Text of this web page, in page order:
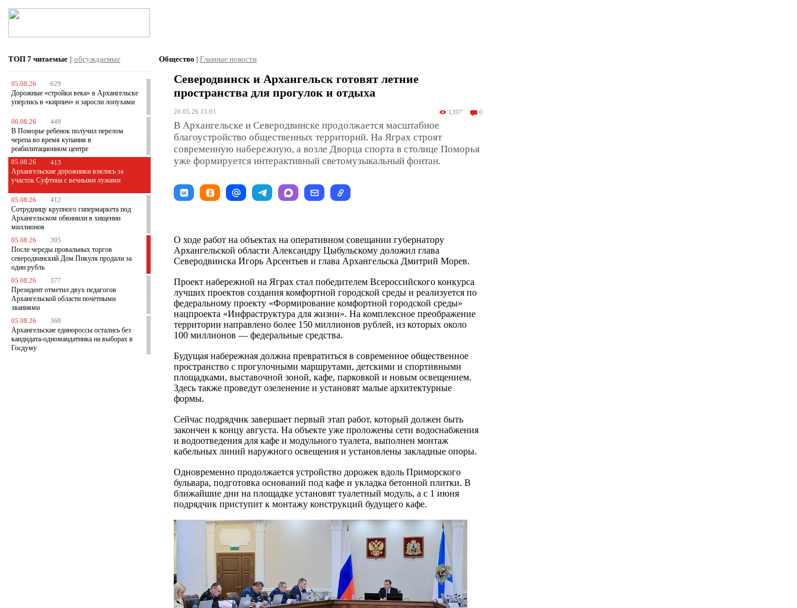
ТОП 7 читаемые | обсуждаемые
05.08.26 629
Дорожные «стройки века» в Архангельске
уперлись в «кирпич» и заросли лопухами
06.08.26 449
В Поморье ребенок получил перелом
черепа во время купания в
реабилитационном центре
05.08.26 413
Архангельские дорожники взялись за
участок Суфтина с вечными лужами
05.08.26 412
Сотрудницу крупного гипермаркета под
Архангельском обвинили в хищении
миллионов
05.08.26 395
После череды провальных торгов
северодвинский Дом Пикуля продали за
один рубль
05.08.26 377
Президент отметил двух педагогов
Архангельской области почетными
званиями
05.08.26 368
Архангельские единороссы остались без
кандидата-одномандатника на выборах в
Госдуму
Общество | Главные новости
Северодвинск и Архангельск готовят летние
пространства для прогулок и отдыха
26.05.26 15:01 1397 0
В Архангельске и Северодвинске продолжается масштабное
благоустройство общественных территорий. На Яграх строят
современную набережную, а возле Дворца спорта в столице Поморья
уже формируется интерактивный светомузыкальный фонтан.
О ходе работ на объектах на оперативном совещании губернатору
Архангельской области Александру Цыбульскому доложил глава
Северодвинска Игорь Арсентьев и глава Архангельска Дмитрий Морев.
Проект набережной на Яграх стал победителем Всероссийского конкурса
лучших проектов создания комфортной городской среды и реализуется по
федеральному проекту «Формирование комфортной городской среды»
нацпроекта «Инфраструктура для жизни». На комплексное преображение
территории направлено более 150 миллионов рублей, из которых около
100 миллионов — федеральные средства.
Будущая набережная должна превратиться в современное общественное
пространство с прогулочными маршрутами, детскими и спортивными
площадками, выставочной зоной, кафе, парковкой и новым освещением.
Здесь также проведут озеленение и установят малые архитектурные
формы.
Сейчас подрядчик завершает первый этап работ, который должен быть
закончен к концу августа. На объекте уже проложены сети водоснабжения
и водоотведения для кафе и модульного туалета, выполнен монтаж
кабельных линий наружного освещения и установлены закладные опоры.
Одновременно продолжается устройство дорожек вдоль Приморского
бульвара, подготовка оснований под кафе и укладка бетонной плитки. В
ближайшие дни на площадке установят туалетный модуль, а с 1 июня
подрядчик приступит к монтажу конструкций будущего кафе.